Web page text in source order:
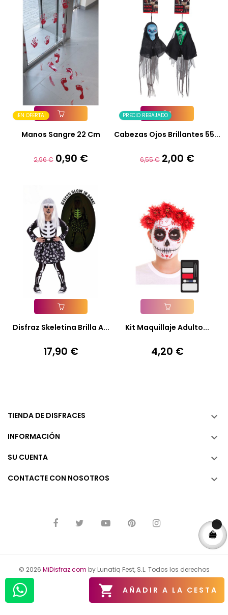
 AÑADIR A LA CESTA
¡EN OFERTA!
Añadir A La Cesta
Manos Sangre 22 Cm
Precio
2,96 € Precio
0,90 €
PRECIO REBAJADO
Añadir A La Cesta
Cabezas Ojos Brillantes 55...
Precio
6,55 € Precio
2,00 €
Añadir A La Cesta
Disfraz Skeletina Brilla A...
Precio
17,90 €
Añadir A La Cesta
Kit Maquillaje Adulto...
Precio
4,20 €
TIENDA DE DISFRACES 
INFORMACIÓN 
SU CUENTA 
CONTACTE CON NOSOTROS 
© 2026 MiDisfraz.com by Lunatiq Fest, S.L. Todos los derechos
reservados.
Aviso Legal Política de Privacidad